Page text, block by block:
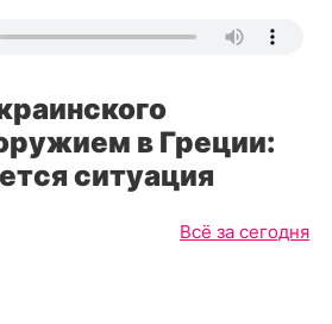
в Греции:
ситуация
Всё за сегодня